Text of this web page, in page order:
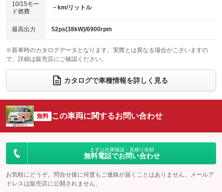
ベンチシート
：装備あり
チップアップシート
：装備なし
：装備なし ：装備なし
ウォークスルー
：装備なし
電動リアゲート フロントカメラ
：装備あり
：装備なし ：装備あり
サイドカメラ
：装備あり ルーフレール
：装備なし
：装備なし
：装備なし
10/15モー
ド燃費
－km/リットル
最高出力 52ps(38kW)/6900rpm
※新車時のカタログデータとなります。実際とは異なる場合がございますの
で、詳細は販売店にご確認ください。
カタログで車種情報を詳しく見る
無料 この車両に関するお問い合わせ
まずは在庫確認・見積り依頼
無料電話でお問い合わせ
お気軽にどうぞ。問合せ後に何度もご連絡が届くことはありません。メールア
ドレスは販売店に公開されません。